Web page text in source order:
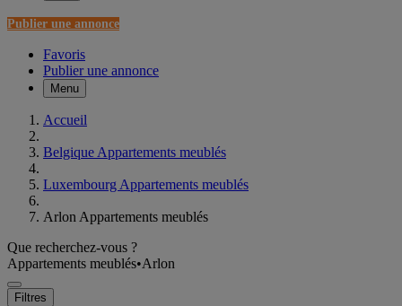
Publier une annonce
Favoris
Publier une annonce
Menu
Accueil
Belgique Appartements meublés
Luxembourg Appartements meublés
Arlon Appartements meublés
Que recherchez-vous ?
Appartements meublés•Arlon
Filtres